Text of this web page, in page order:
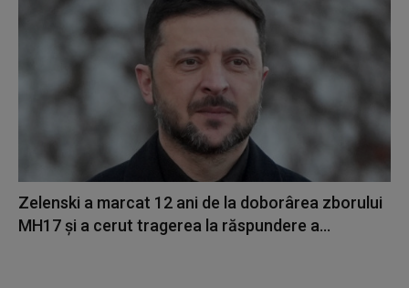
Zelenski a marcat 12 ani de la doborârea zborului
MH17 şi a cerut tragerea la răspundere a...